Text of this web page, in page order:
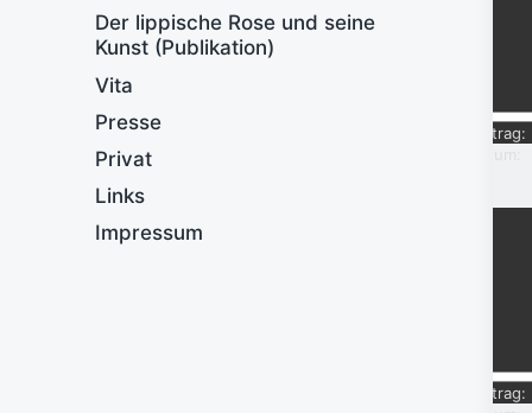
Der lippische Rose und seine
Kunst (Publikation)
Vita
Presse
Privat
Links
Impressum
Eintrag:
Eintrag: